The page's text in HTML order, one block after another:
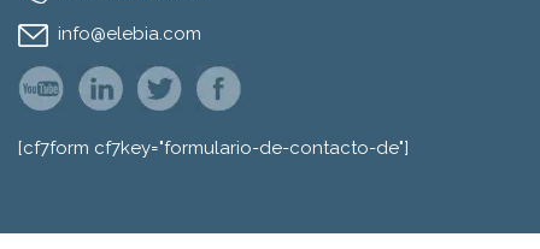
info@elebia.com
[cf7form cf7key="formulario-de-contacto-de"]